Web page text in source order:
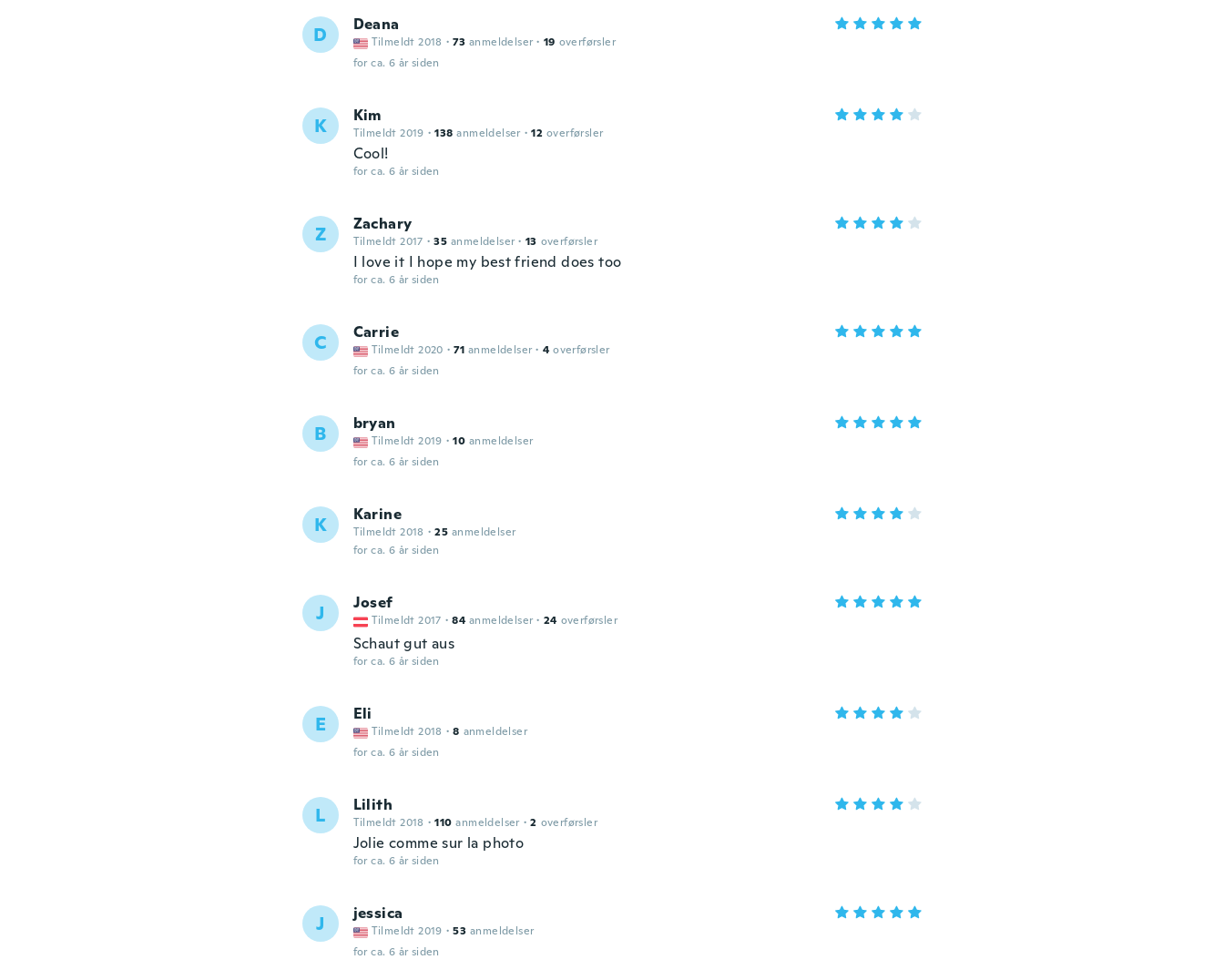
D Deana
Tilmeldt 2018 · 73 anmeldelser · 19 overførsler
for ca. 6 år siden
K Kim
Tilmeldt 2019 · 138 anmeldelser · 12 overførsler
Cool!
for ca. 6 år siden
Z Zachary
Tilmeldt 2017 · 35 anmeldelser · 13 overførsler
I love it I hope my best friend does too
for ca. 6 år siden
C Carrie
Tilmeldt 2020 · 71 anmeldelser · 4 overførsler
for ca. 6 år siden
B bryan
Tilmeldt 2019 · 10 anmeldelser
for ca. 6 år siden
K Karine
Tilmeldt 2018 · 25 anmeldelser
for ca. 6 år siden
J Josef
Tilmeldt 2017 · 84 anmeldelser · 24 overførsler
Schaut gut aus
for ca. 6 år siden
E Eli
Tilmeldt 2018 · 8 anmeldelser
for ca. 6 år siden
L Lilith
Tilmeldt 2018 · 110 anmeldelser · 2 overførsler
Jolie comme sur la photo
for ca. 6 år siden
J jessica
Tilmeldt 2019 · 53 anmeldelser
for ca. 6 år siden